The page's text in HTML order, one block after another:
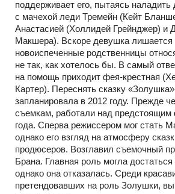
поддерживает его, пытаясь
с мачехой леди Тремейн (Кейт
Анастасией (Холлидей Грейнджер) и
Макшера). Вскоре девушка лишается
новоиспеченные родственницы
не так, как хотелось бы. В самый
на помощь приходит фея-крестная
Картер). Переснять сказку
запланировала в 2012 году. Прежде
съемкам, работали над
года. Сперва режиссером мог стать
однако его взгляд на атмосферу
продюсеров. Возглавил съемочный
Брана. Главная роль могла
однако она отказалась. Среди
претендовавших на роль Золушки,